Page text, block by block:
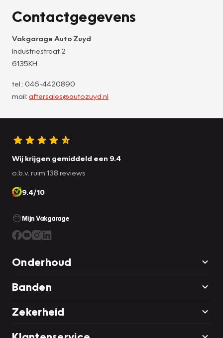
Contactgegevens
Vakgarage Auto Zuyd
Industriestraat 2
6135KH
tel.: 046-4420890
mail: aftersales@autozuyd.nl
Wij krijgen gemiddeld een 9.4
o.b.v. ruim 138 reviews
9.4/10
Mijn Vakgarage
Onderhoud
Banden
Zekerheid